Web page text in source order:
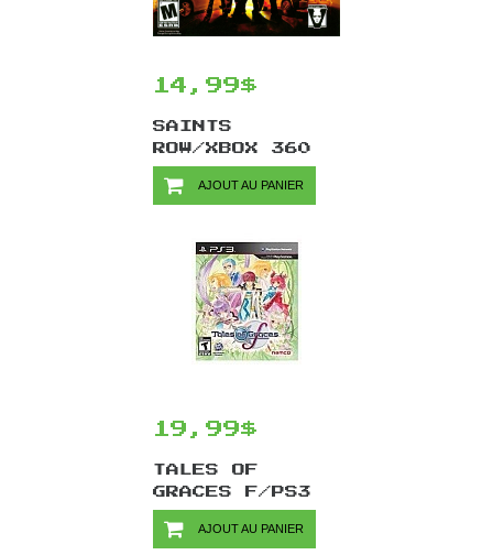
14,99$
SAINTS
ROW/XBOX 360
AJOUT AU PANIER
19,99$
TALES OF
GRACES F/PS3
AJOUT AU PANIER